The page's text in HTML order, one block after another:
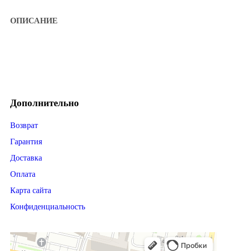
ОПИСАНИЕ
Дополнительно
Возврат
Гарантия
Доставка
Оплата
Карта сайта
Конфиденциальность